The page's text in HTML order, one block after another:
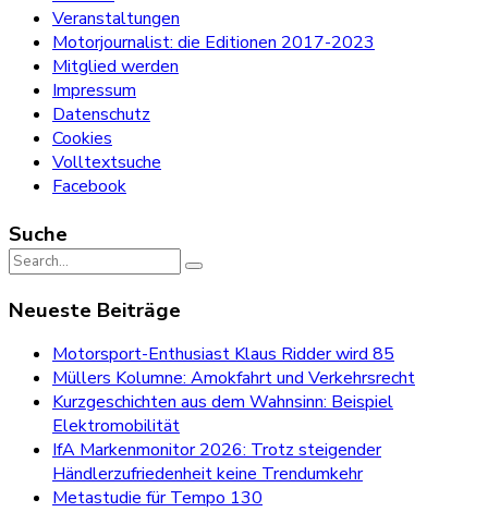
Veranstaltungen
Motorjournalist: die Editionen 2017-2023
Mitglied werden
Impressum
Datenschutz
Cookies
Volltextsuche
Facebook
Suche
Search
Neueste Beiträge
Motorsport-Enthusiast Klaus Ridder wird 85
Müllers Kolumne: Amokfahrt und Verkehrsrecht
Kurzgeschichten aus dem Wahnsinn: Beispiel
Elektromobilität
IfA Markenmonitor 2026: Trotz steigender
Händlerzufriedenheit keine Trendumkehr
Metastudie für Tempo 130